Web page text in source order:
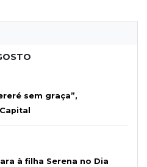
sem graça”,
à filha Serena no Dia